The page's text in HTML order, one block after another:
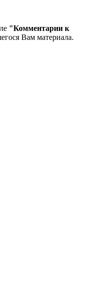
"Комментарии к
Вам материала.